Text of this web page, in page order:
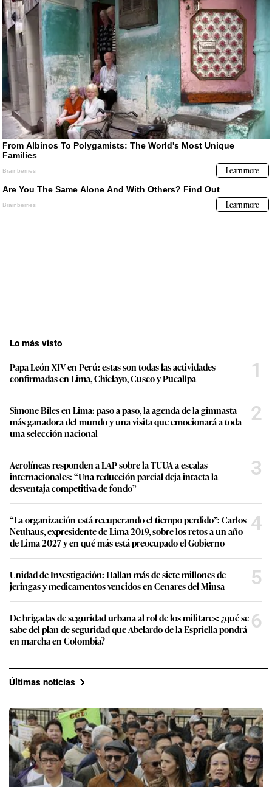
Lo más visto
Papa León XIV en Perú: estas son todas las actividades
confirmadas en Lima, Chiclayo, Cusco y Pucallpa
1
Simone Biles en Lima: paso a paso, la agenda de la gimnasta
más ganadora del mundo y una visita que emocionará a toda
una selección nacional
2
Aerolíneas responden a LAP sobre la TUUA a escalas
internacionales: “Una reducción parcial deja intacta la
desventaja competitiva de fondo”
3
“La organización está recuperando el tiempo perdido”: Carlos
Neuhaus, expresidente de Lima 2019, sobre los retos a un año
de Lima 2027 y en qué más está preocupado el Gobierno
4
Unidad de Investigación: Hallan más de siete millones de
jeringas y medicamentos vencidos en Cenares del Minsa
5
De brigadas de seguridad urbana al rol de los militares: ¿qué se
sabe del plan de seguridad que Abelardo de la Espriella pondrá
en marcha en Colombia?
6
Últimas noticias